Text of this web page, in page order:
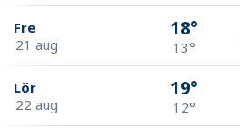
Fre
21 aug
18°
13°
Lör
22 aug
19°
12°